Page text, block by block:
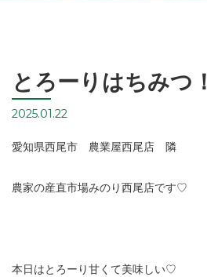
とろーりはちみつ！
2025.01.22
愛知県西尾市 農業屋西尾店 隣
農家の産直市場みのり西尾店です♡
本日はとろーり甘くて美味しい♡